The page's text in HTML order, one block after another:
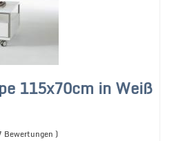
115x70cm in Weiß
Bewertungen )